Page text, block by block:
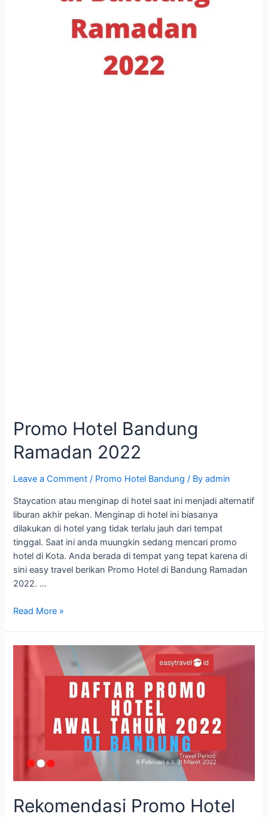
Promo Hotel Bandung
Ramadan 2022
Leave a Comment / Promo Hotel Bandung / Byadmin
Staycation atau menginap di hotel saat ini menjadi alternatif
liburan akhir pekan. Menginap di hotel ini biasanya
dilakukan di hotel yang tidak terlalu jauh dari tempat
tinggal. Saat ini anda muungkin sedang mencari promo
hotel di Kota. Anda berada di tempat yang tepat karena di
sini easy travel berikan Promo Hotel di Bandung Ramadan
2022. …
Promo
Read More »
Rekomendasi Promo Hotel